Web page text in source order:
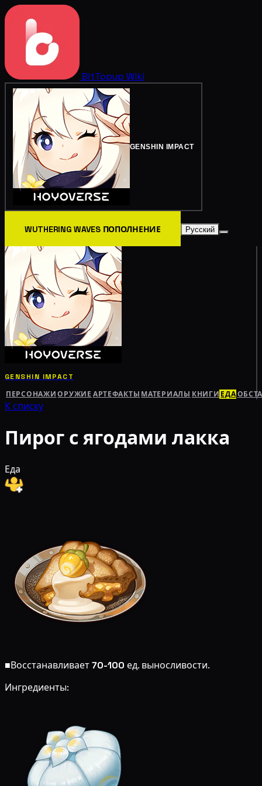
BitTopup Wiki
GENSHIN IMPACT
WUTHERING WAVES ПОПОЛНЕНИЕ Русский
GENSHIN IMPACT
ПЕРСОНАЖИ ОРУЖИЕ АРТЕФАКТЫ МАТЕРИАЛЫ КНИГИ ЕДА
К списку
Пирог с ягодами лакка
Еда
■Восстанавливает70-100 ед. выносливости.
Ингредиенты: